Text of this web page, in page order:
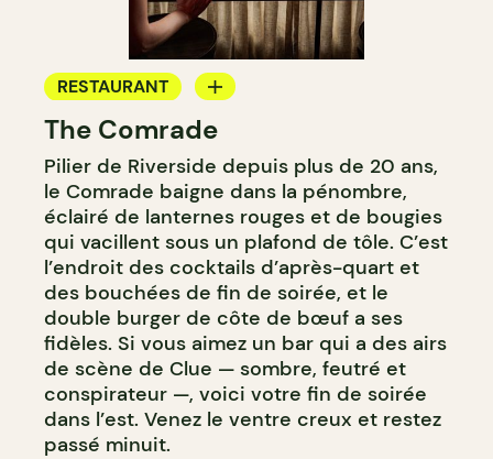
RESTAURANT
BAR
The Comrade
Pilier de Riverside depuis plus de 20 ans,
le Comrade baigne dans la pénombre,
éclairé de lanternes rouges et de bougies
qui vacillent sous un plafond de tôle. C’est
l’endroit des cocktails d’après-quart et
des bouchées de fin de soirée, et le
double burger de côte de bœuf a ses
fidèles. Si vous aimez un bar qui a des airs
de scène de Clue — sombre, feutré et
conspirateur —, voici votre fin de soirée
dans l’est. Venez le ventre creux et restez
passé minuit.